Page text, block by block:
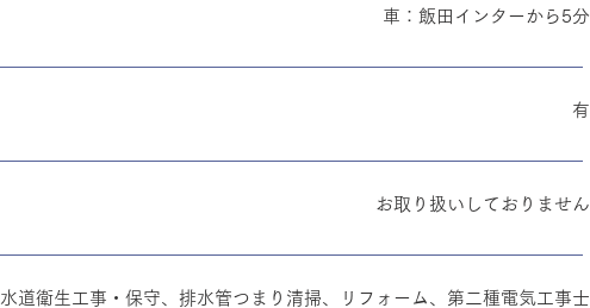
車：​飯田インターから5分
有
お取り扱いしておりません
水道衛生工事・保守、排水管つまり清掃、リフォーム、第二種電気工事士